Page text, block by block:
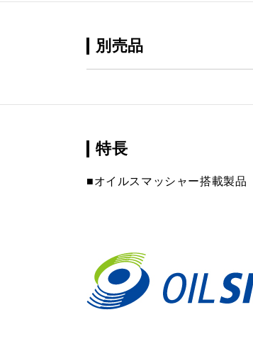
別売品
特長
■オイルスマッシャー搭載製品